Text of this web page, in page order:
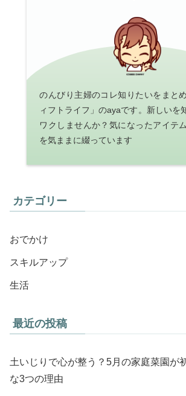
のんびり主婦のコレ知りたいをまと
ィフトライフ」のayaです。新しいを
ワクしませんか？気になったアイテ
を気ままに綴っています
カテゴリー
おでかけ
スキルアップ
生活
最近の投稿
土いじりで心が整う？5月の家庭菜園が
な3つの理由